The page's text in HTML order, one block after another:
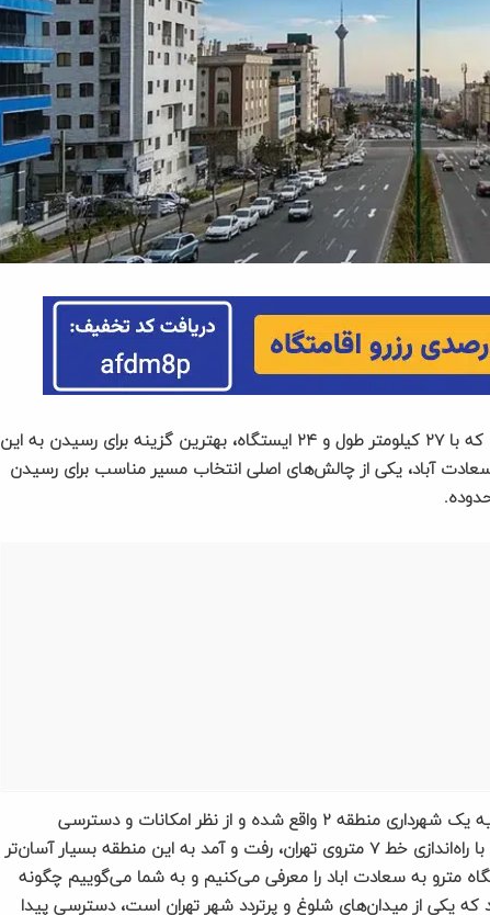
نزدیک ترین مترو به سعادت اباد، خط ۷ متروی تهران است که با ۲۷ کیلومتر طول و ۲۴ ایستگاه، بهترین گزینه برای رسیدن به این
آباد، یکی از چالش‌های اصلی انتخاب مسیر مناسب برای رسیدن
سعادت آباد به عنوان یکی از محله‌های لوکس تهران در ناحیه یک شهرداری منطقه ۲ واقع شده و از نظر امکانات و دسترسی
رتبه‌های بالایی را به خود اختصاص داده است. خوشبختانه با راه‌اندازی خط ۷ متروی تهران، رفت و آمد به این منطقه بسیار آسان‌تر
ما نزدیکترین ایستگاه مترو به سعادت اباد را معرفی می‌کنیم و به شما می‌گوییم چگونه
یکی از میدان‌های شلوغ و پرتردد شهر تهران است، دسترسی پیدا